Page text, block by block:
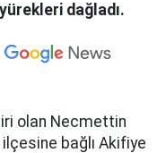
dağladı.
olan Necmettin
ilçesine bağlı Akifiye